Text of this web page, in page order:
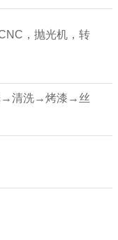
，抛光机，转
清洗→烤漆 →丝